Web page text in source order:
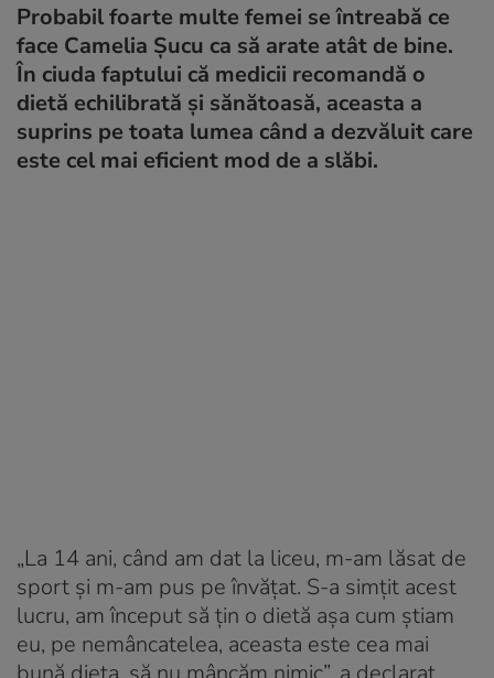
Probabil foarte multe femei se întreabă ce
face Camelia Şucu ca să arate atât de bine.
În ciuda faptului că medicii recomandă o
dietă echilibrată şi sănătoasă, aceasta a
suprins pe toata lumea când a dezvăluit care
este cel mai eficient mod de a slăbi.
„La 14 ani, când am dat la liceu, m-am lăsat de
sport şi m-am pus pe învăţat. S-a simţit acest
lucru, am început să ţin o dietă aşa cum ştiam
eu, pe nemâncatelea, aceasta este cea mai